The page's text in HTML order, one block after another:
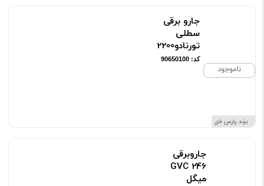
ناموجود
برند پارس خزر
جارو برقی
سطلی
تورنادو2200
کد: 90650100
جاروبرقی
GVC 246
میگل